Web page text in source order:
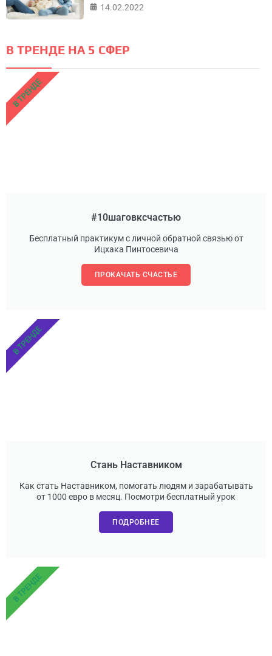
14.02.2022
В ТРЕНДЕ НА 5 СФЕР
#10шаговксчастью
Бесплатный практикум с личной обратной связью от
Ицхака Пинтосевича
ПРОКАЧАТЬ СЧАСТЬЕ
В ТРЕНДЕ
Стань Наставником
Как стать Наставником, помогать людям и зарабатывать
от 1000 евро в месяц. Посмотри бесплатный урок
ПОДРОБНЕЕ
В ТРЕНДЕ
В ТРЕНДЕ